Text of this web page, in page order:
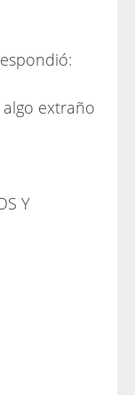
extraño
Y